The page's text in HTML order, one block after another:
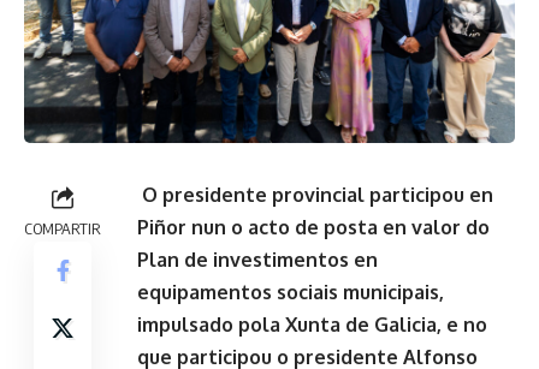
COMPARTIR
O presidente provincial participou en
Piñor nun o acto de posta en valor do
Plan de investimentos en
equipamentos sociais municipais,
impulsado pola Xunta de Galicia, e no
que participou o presidente Alfonso